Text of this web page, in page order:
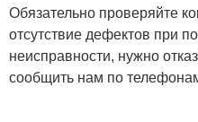
Обязательно проверяйте
отсутствие дефектов при
неисправности, нужно
сообщить нам по